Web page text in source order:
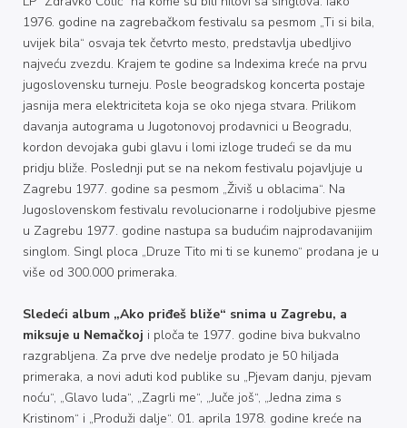
1976. godine na zagrebačkom festivalu sa pesmom „Ti si bila,
uvijek bila“ osvaja tek četvrto mesto, predstavlja ubedljivo
najveću zvezdu. Krajem te godine sa Indexima kreće na prvu
jugoslovensku turneju. Posle beogradskog koncerta postaje
jasnija mera elektriciteta koja se oko njega stvara. Prilikom
davanja autograma u Jugotonovoj prodavnici u Beogradu,
kordon devojaka gubi glavu i lomi izloge trudeći se da mu
pridju bliže. Poslednji put se na nekom festivalu pojavljuje u
Zagrebu 1977. godine sa pesmom „Živiš u oblacima“. Na
Jugoslovenskom festivalu revolucionarne i rodoljubive pjesme
u Zagrebu 1977. godine nastupa sa budućim najprodavanijim
singlom. Singl ploca „Druze Tito mi ti se kunemo“ prodana je u
više od 300.000 primeraka.
Sledeći album „Ako priđeš bliže“ snima u Zagrebu, a
miksuje u Nemačkoj i ploča te 1977. godine biva bukvalno
razgrabljena. Za prve dve nedelje prodato je 50 hiljada
primeraka, a novi aduti kod publike su „Pjevam danju, pjevam
noću“, „Glavo luda“, „Zagrli me“, „Juče još“, „Jedna zima s
Kristinom“ i „Produži dalje“. 01. aprila 1978. godine kreće na